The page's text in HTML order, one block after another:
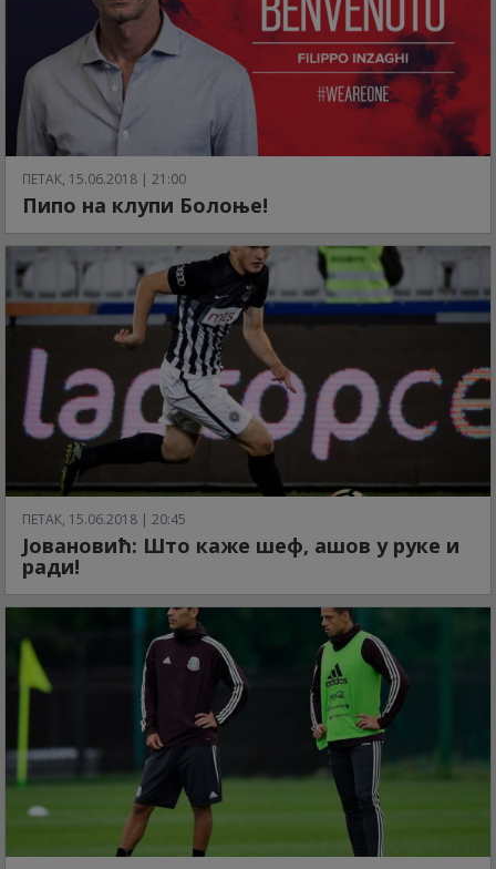
ПЕТАК, 15.06.2018 | 21:00
Пипо на клупи Болоње!
ПЕТАК, 15.06.2018 | 20:45
Јовановић: Што каже шеф, ашов у руке и
ради!